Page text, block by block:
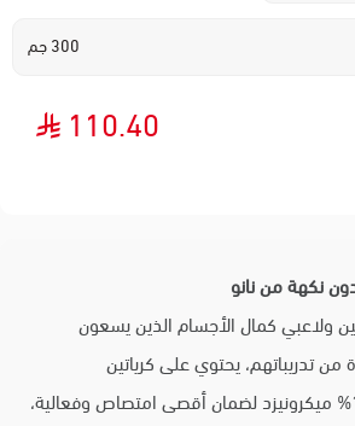
300 جم
110.40
نكهة من نانو
ولاعبي كمال الأجسام الذين يسعون
تدريباتهم، يحتوي على كرياتين
نقي 100% ميكرونيزد لضمان أقصى امتصاص وفعالية،